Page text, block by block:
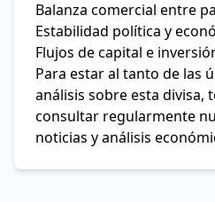
Balanza comercial entre
Estabilidad política y
Flujos de capital e
Para estar al tanto de las
análisis sobre esta divisa,
consultar regularmente
noticias y análisis